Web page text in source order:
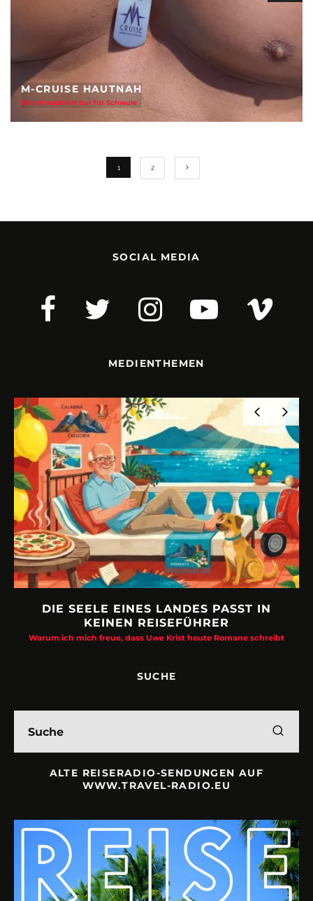
M-CRUISE HAUTNAH
Eine Kreuzfahrt nur für Schwule
1 2
SOCIAL MEDIA
MEDIENTHEMEN
DIE SEELE EINES LANDES PASST IN
KEINEN REISEFÜHRER
Warum ich mich freue, dass Uwe Krist heute Romane schreibt
SUCHE
ALTE REISERADIO-SENDUNGEN AUF
WWW.TRAVEL-RADIO.EU